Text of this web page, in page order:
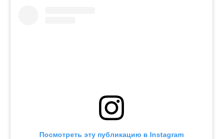
Посмотреть эту публикацию в Instagram